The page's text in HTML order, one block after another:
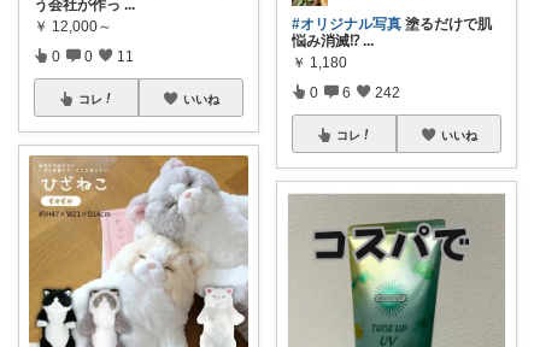
う会社が作っ ...
￥ 12,000～
0 0 11
コレ いいね
#オリジナル写真 塗るだけで肌
悩み消滅⁉ ...
￥ 1,180
0 6 242
コレ いいね